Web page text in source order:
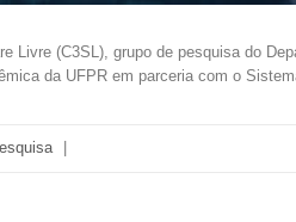
Livre (C3SL), grupo de pesquisa do
da UFPR em parceria com o
|